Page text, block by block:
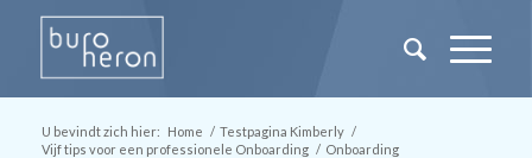
U bevindt zich hier: Home / Testpagina Kimberly /
Vijf tips voor een professionele Onboarding / Onboarding